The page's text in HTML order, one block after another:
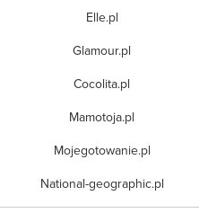
Elle.pl
Glamour.pl
Cocolita.pl
Mamotoja.pl
Mojegotowanie.pl
National-geographic.pl